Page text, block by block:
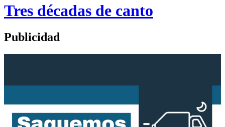
Tres décadas de canto
Publicidad